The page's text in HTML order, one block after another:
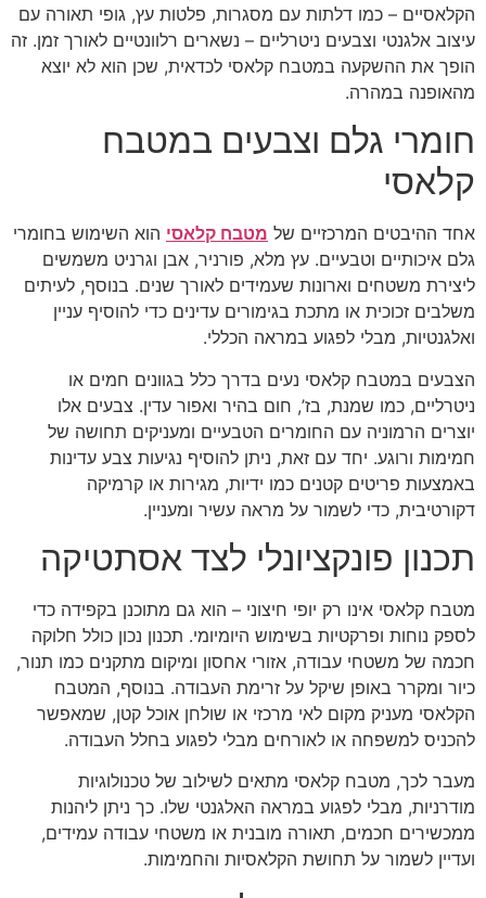
הקלאסיים – כמו דלתות עם מסגרות, פלטות עץ, גופי תאורה עם
עיצוב אלגנטי וצבעים ניטרליים – נשארים רלוונטיים לאורך זמן. זה
הופך את ההשקעה במטבח קלאסי לכדאית, שכן הוא לא יוצא
מהאופנה במהרה.
חומרי גלם וצבעים במטבח
קלאסי
אחד ההיבטים המרכזיים של מטבח קלאסי הוא השימוש בחומרי
גלם איכותיים וטבעיים. עץ מלא, פורניר, אבן וגרניט משמשים
ליצירת משטחים וארונות שעמידים לאורך שנים. בנוסף, לעיתים
משלבים זכוכית או מתכת בגימורים עדינים כדי להוסיף עניין
ואלגנטיות, מבלי לפגוע במראה הכללי.
הצבעים במטבח קלאסי נעים בדרך כלל בגוונים חמים או
ניטרליים, כמו שמנת, בז’, חום בהיר ואפור עדין. צבעים אלו
יוצרים הרמוניה עם החומרים הטבעיים ומעניקים תחושה של
חמימות ורוגע. יחד עם זאת, ניתן להוסיף נגיעות צבע עדינות
באמצעות פריטים קטנים כמו ידיות, מגירות או קרמיקה
דקורטיבית, כדי לשמור על מראה עשיר ומעניין.
תכנון פונקציונלי לצד אסתטיקה
מטבח קלאסי אינו רק יופי חיצוני – הוא גם מתוכנן בקפידה כדי
לספק נוחות ופרקטיות בשימוש היומיומי. תכנון נכון כולל חלוקה
חכמה של משטחי עבודה, אזורי אחסון ומיקום מתקנים כמו תנור,
כיור ומקרר באופן שיקל על זרימת העבודה. בנוסף, המטבח
הקלאסי מעניק מקום לאי מרכזי או שולחן אוכל קטן, שמאפשר
להכניס למשפחה או לאורחים מבלי לפגוע בחלל העבודה.
מעבר לכך, מטבח קלאסי מתאים לשילוב של טכנולוגיות
מודרניות, מבלי לפגוע במראה האלגנטי שלו. כך ניתן ליהנות
ממכשירים חכמים, תאורה מובנית או משטחי עבודה עמידים,
ועדיין לשמור על תחושת הקלאסיות והחמימות.